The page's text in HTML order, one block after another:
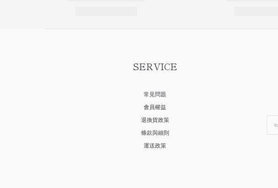
SERVICE
常見問題
會員權益
退換貨政策
條款與細則
運送政策